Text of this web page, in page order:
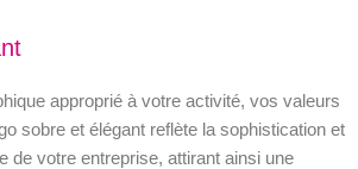
approprié à votre activité, vos valeurs
sobre et élégant reflète la sophistication et
de votre entreprise, attirant ainsi une